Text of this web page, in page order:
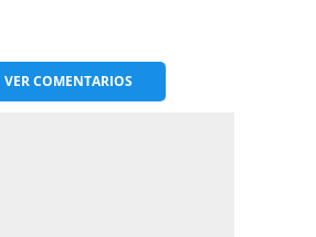
VERCOMENTARIOS